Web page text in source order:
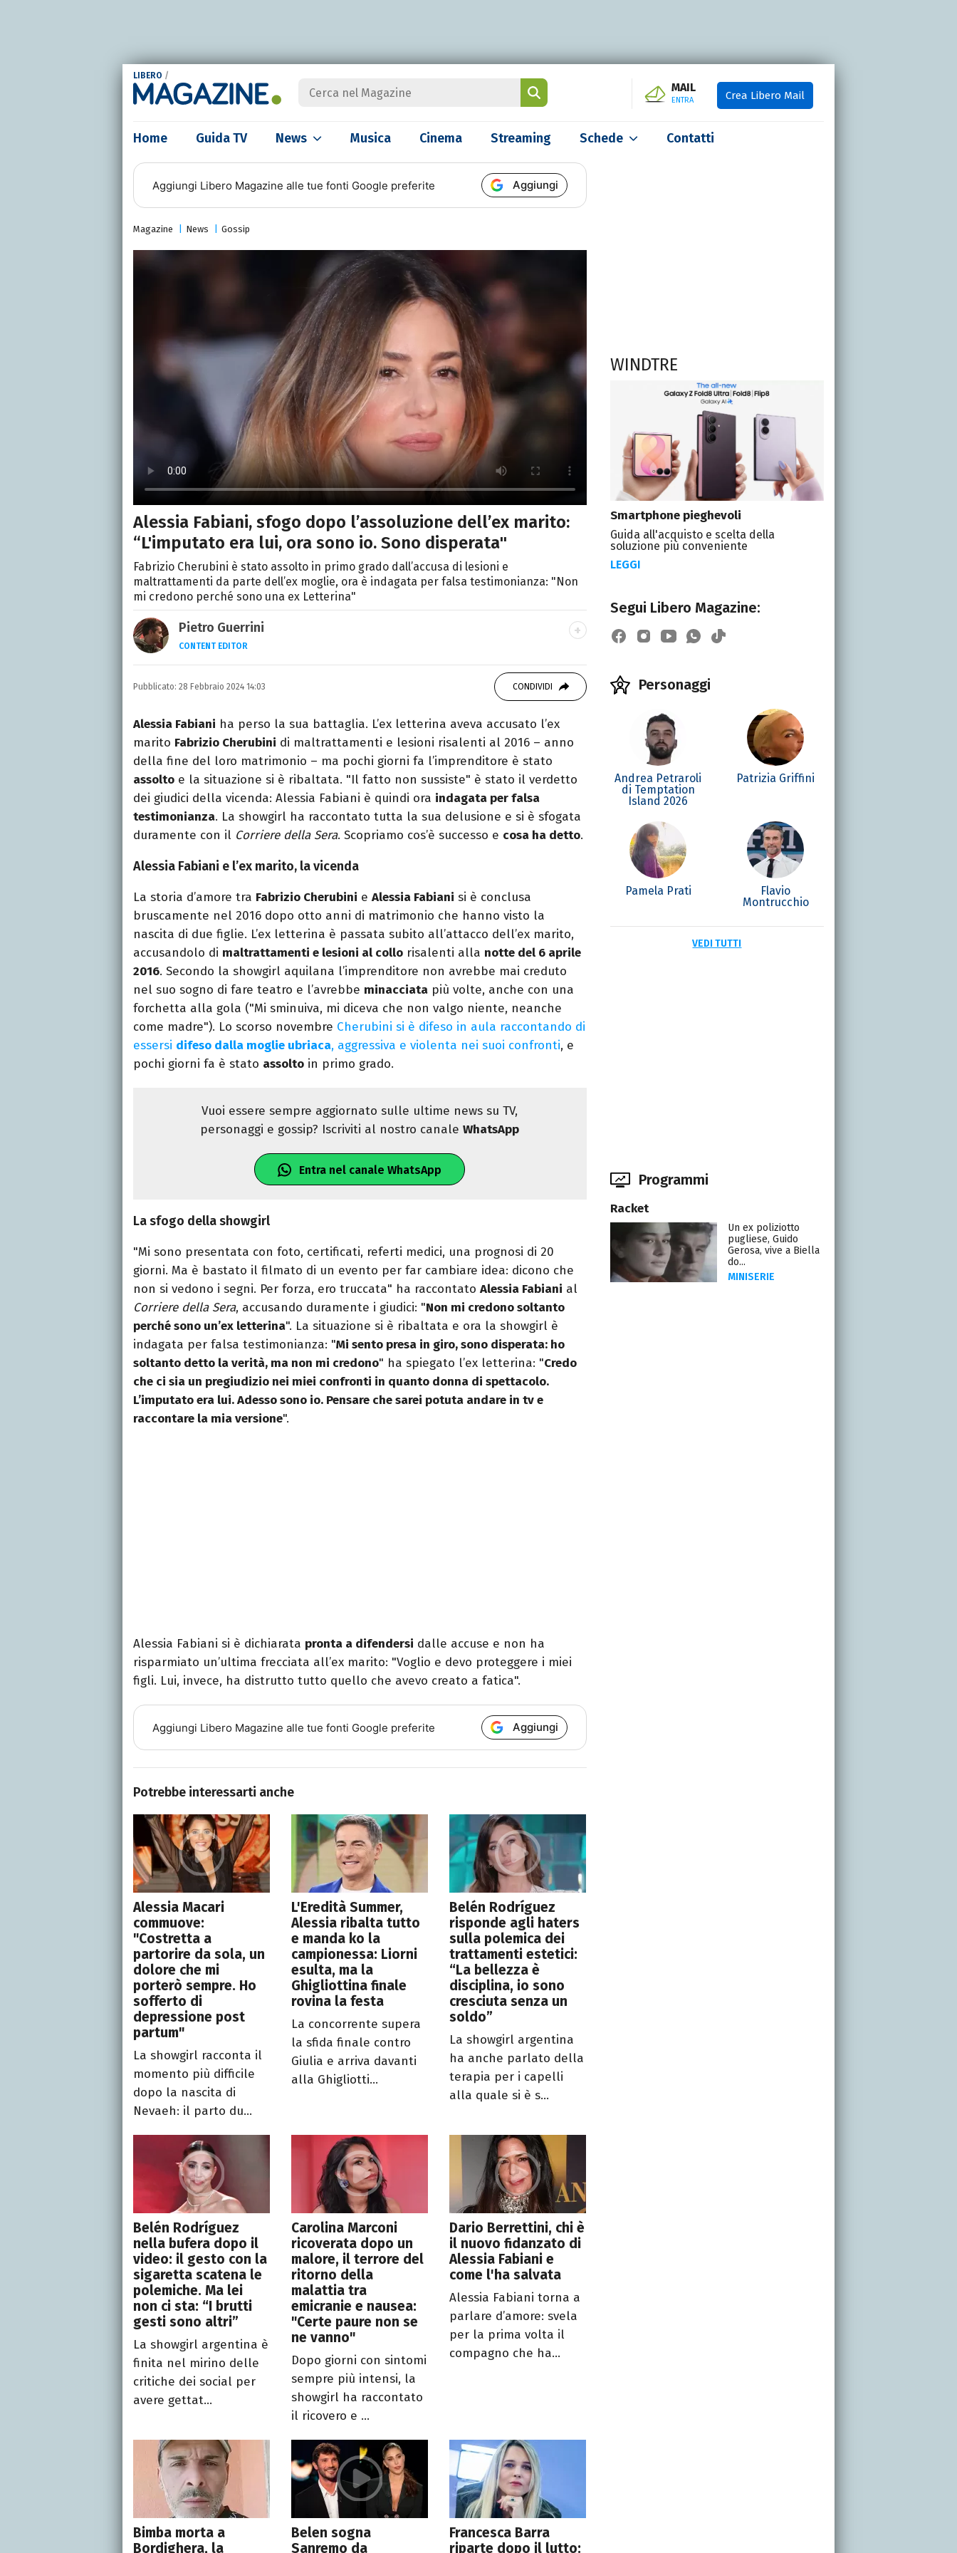
LIBERO /
MAIL
ENTRA Crea Libero Mail
Home Guida TV News Musica Cinema Streaming Schede Contatti
Aggiungi Libero Magazine alle tue fonti Google preferite Aggiungi
Magazine News Gossip
Alessia Fabiani, sfogo dopo l’assoluzione dell’ex marito:
“L'imputato era lui, ora sono io. Sono disperata"
Fabrizio Cherubini è stato assolto in primo grado dall’accusa di lesioni e
maltrattamenti da parte dell’ex moglie, ora è indagata per falsa testimonianza: "Non
mi credono perché sono una ex Letterina"
Pietro Guerrini
CONTENT EDITOR
Laurea in Lettere, smania di viaggi e passione per i cartoni (della pizza
e della Pixar).
Pubblicato: 28 Febbraio 2024 14:03 CONDIVIDI
Alessia Fabiani ha perso la sua battaglia. L’ex letterina aveva accusato l’ex
marito Fabrizio Cherubini di maltrattamenti e lesioni risalenti al 2016 – anno
della fine del loro matrimonio – ma pochi giorni fa l’imprenditore è stato
assolto e la situazione si è ribaltata. "Il fatto non sussiste" è stato il verdetto
dei giudici della vicenda: Alessia Fabiani è quindi ora indagata per falsa
testimonianza. La showgirl ha raccontato tutta la sua delusione e si è sfogata
duramente con il Corriere della Sera. Scopriamo cos’è successo e cosa ha detto.
Alessia Fabiani e l’ex marito, la vicenda
La storia d’amore tra Fabrizio Cherubini e Alessia Fabiani si è conclusa
bruscamente nel 2016 dopo otto anni di matrimonio che hanno visto la
nascita di due figlie. L’ex letterina è passata subito all’attacco dell’ex marito,
accusandolo di maltrattamenti e lesioni al collo risalenti alla notte del 6 aprile
2016. Secondo la showgirl aquilana l’imprenditore non avrebbe mai creduto
nel suo sogno di fare teatro e l’avrebbe minacciata più volte, anche con una
forchetta alla gola ("Mi sminuiva, mi diceva che non valgo niente, neanche
come madre"). Lo scorso novembre Cherubini si è difeso in aula raccontando di
essersi difeso dalla moglie ubriaca, aggressiva e violenta nei suoi confronti, e
pochi giorni fa è stato assolto in primo grado.
Vuoi essere sempre aggiornato sulle ultime news su TV,
personaggi e gossip? Iscriviti al nostro canaleWhatsApp
Entra nel canale WhatsApp
La sfogo della showgirl
"Mi sono presentata con foto, certificati, referti medici, una prognosi di 20
giorni. Ma è bastato il filmato di un evento per far cambiare idea: dicono che
non si vedono i segni. Per forza, ero truccata" ha raccontato Alessia Fabiani al
Corriere della Sera, accusando duramente i giudici: "Non mi credono soltanto
perché sono un’ex letterina". La situazione si è ribaltata e ora la showgirl è
indagata per falsa testimonianza: "Mi sento presa in giro, sono disperata: ho
soltanto detto la verità, ma non mi credono" ha spiegato l’ex letterina: "Credo
che ci sia un pregiudizio nei miei confronti in quanto donna di spettacolo.
L’imputato era lui. Adesso sono io. Pensare che sarei potuta andare in tv e
raccontare la mia versione".
Alessia Fabiani si è dichiarata pronta a difendersi dalle accuse e non ha
risparmiato un’ultima frecciata all’ex marito: "Voglio e devo proteggere i miei
figli. Lui, invece, ha distrutto tutto quello che avevo creato a fatica".
Aggiungi Libero Magazine alle tue fonti Google preferite Aggiungi
Potrebbe interessarti anche
Alessia Macari
commuove:
"Costretta a
partorire da sola, un
dolore che mi
porterò sempre. Ho
sofferto di
depressione post
partum"
La showgirl racconta il
momento più difficile
dopo la nascita di
Nevaeh: il parto du...
L'Eredità Summer,
Alessia ribalta tutto
e manda ko la
campionessa: Liorni
esulta, ma la
Ghigliottina finale
rovina la festa
La concorrente supera
la sfida finale contro
Giulia e arriva davanti
alla Ghigliotti...
Belén Rodríguez
risponde agli haters
sulla polemica dei
trattamenti estetici:
“La bellezza è
disciplina, io sono
cresciuta senza un
soldo”
La showgirl argentina
ha anche parlato della
terapia per i capelli
alla quale si è s...
Belén Rodríguez
nella bufera dopo il
video: il gesto con la
sigaretta scatena le
polemiche. Ma lei
non ci sta: “I brutti
gesti sono altri”
La showgirl argentina è
finita nel mirino delle
critiche dei social per
avere gettat...
Carolina Marconi
ricoverata dopo un
malore, il terrore del
ritorno della
malattia tra
emicranie e nausea:
"Certe paure non se
ne vanno"
Dopo giorni con sintomi
sempre più intensi, la
showgirl ha raccontato
il ricovero e ...
Dario Berrettini, chi è
il nuovo fidanzato di
Alessia Fabiani e
come l'ha salvata
Alessia Fabiani torna a
parlare d’amore: svela
per la prima volta il
compagno che ha...
Bimba morta a
Bordighera, la
Belen sogna
Sanremo da
Francesca Barra
riparte dopo il lutto:
WINDTRE
Smartphone pieghevoli
Guida all'acquisto e scelta della
soluzione più conveniente
LEGGI
Segui Libero Magazine:
Personaggi
Andrea Petraroli
di Temptation
Island 2026
Patrizia Griffini
Pamela Prati
Flavio
Montrucchio
VEDI TUTTI
Programmi
Racket
Un ex poliziotto
pugliese, Guido
Gerosa, vive a Biella
do...
MINISERIE